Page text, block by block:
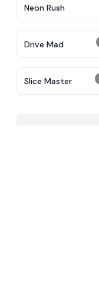
Neon Rush
Drive Mad
Slice Master